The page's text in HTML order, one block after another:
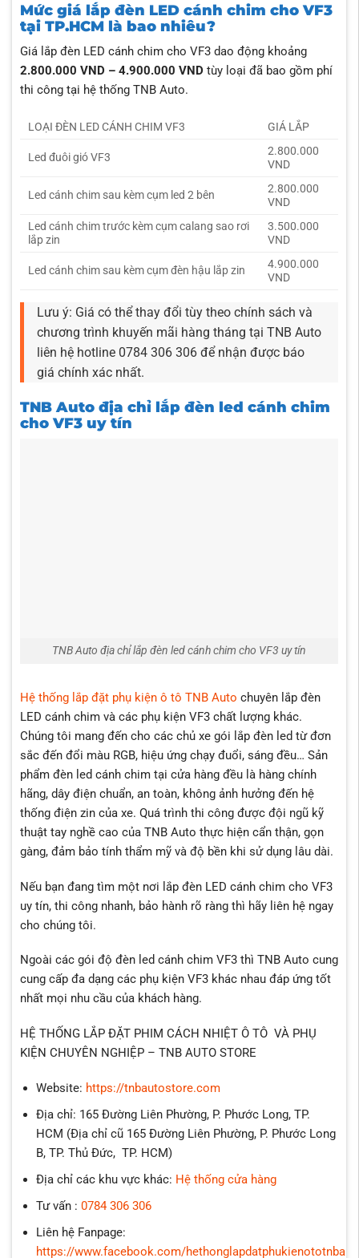
Mức giá lắp đèn LED cánh chim cho VF3
tại TP.HCM là bao nhiêu?
Giá lắp đèn LED cánh chim cho VF3 dao động khoảng
2.800.000 VND – 4.900.000 VND tùy loại đã bao gồm phí
thi công tại hệ thống TNB Auto.
LOẠI ĐÈN LED CÁNH CHIM VF3 GIÁ LẮP
Led đuôi gió VF3
2.800.000
VND
Led cánh chim sau kèm cụm led 2 bên
2.800.000
VND
Led cánh chim trước kèm cụm calang sao rơi
lắp zin
3.500.000
VND
Led cánh chim sau kèm cụm đèn hậu lắp zin
4.900.000
VND
Lưu ý: Giá có thể thay đổi tùy theo chính sách và
chương trình khuyến mãi hàng tháng tại TNB Auto
liên hệ hotline 0784 306 306 để nhận được báo
giá chính xác nhất.
TNB Auto địa chỉ lắp đèn led cánh chim
cho VF3 uy tín
TNB Auto địa chỉ lắp đèn led cánh chim cho VF3 uy tín
Hệ thống lắp đặt phụ kiện ô tô TNB Auto chuyên lắp đèn
LED cánh chim và các phụ kiện VF3chất lượng khác.
Chúng tôi mang đến cho các chủ xe gói lắp đèn led từ đơn
sắc đến đổi màu RGB, hiệu ứng chạy đuổi, sáng đều… Sản
phẩm đèn led cánh chim tại cửa hàng đều là hàng chính
hãng, dây điện chuẩn, an toàn, không ảnh hưởng đến hệ
thống điện zin của xe. Quá trình thi công được đội ngũ kỹ
thuật tay nghề cao của TNB Auto thực hiện cẩn thận, gọn
gàng, đảm bảo tính thẩm mỹ và độ bền khi sử dụng lâu dài.
Nếu bạn đang tìm một nơi lắp đèn LED cánh chim cho VF3
uy tín, thi công nhanh, bảo hành rõ ràng thì hãy liên hệ ngay
cho chúng tôi.
Ngoài các gói độ đèn led cánh chim VF3 thì TNB Auto cung
cung cấp đa dạng các phụ kiện VF3 khác nhau đáp ứng tốt
nhất mọi nhu cầu của khách hàng.
HỆ THỐNG LẮP ĐẶT PHIM CÁCH NHIỆT Ô TÔ VÀ PHỤ
KIỆN CHUYÊN NGHIỆP – TNB AUTO STORE
Website: https://tnbautostore.com
Địa chỉ: 165 Đường Liên Phường, P. Phước Long, TP.
HCM (Địa chỉ cũ 165 Đường Liên Phường, P. Phước Long
B, TP. Thủ Đức, TP. HCM)
Địa chỉ các khu vực khác: Hệ thống cửa hàng
Tư vấn : 0784 306 306
Liên hệ Fanpage:
https://www.facebook.com/